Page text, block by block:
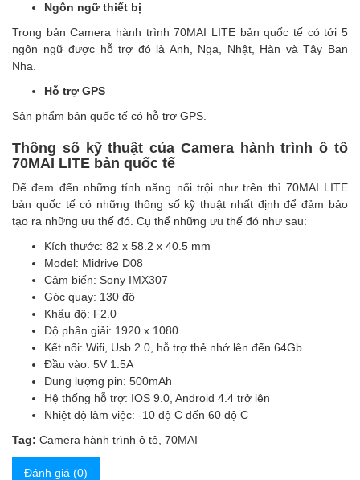
Ngôn ngữ thiết bị
Trong bản Camera hành trình 70MAI LITE bản quốc tế có tới 5
ngôn ngữ được hỗ trợ đó là Anh, Nga, Nhật, Hàn và Tây Ban
Nha.
Hỗ trợ GPS
Sản phẩm bản quốc tế có hỗ trợ GPS.
Thông số kỹ thuật của Camera hành trình ô tô
70MAI LITE bản quốc tế
Để đem đến những tính năng nổi trội như trên thì 70MAI LITE
bản quốc tế có những thông số kỹ thuật nhất định để đảm bảo
tạo ra những ưu thế đó. Cụ thể những ưu thế đó như sau:
Kích thước: 82 x 58.2 x 40.5 mm
Model: Midrive D08
Cảm biến: Sony IMX307
Góc quay: 130 độ
Khẩu độ: F2.0
Độ phân giải: 1920 x 1080
Kết nối: Wifi, Usb 2.0, hỗ trợ thẻ nhớ lên đến 64Gb
Đầu vào: 5V 1.5A
Dung lượng pin: 500mAh
Hệ thống hỗ trợ: IOS 9.0, Android 4.4 trở lên
Nhiệt độ làm việc: -10 độ C đến 60 độ C
Tag: Camera hành trình ô tô 70MAI
Đánh giá (0)